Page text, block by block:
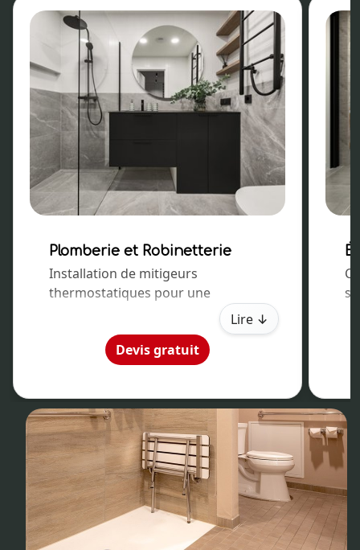
Plomberie et Robinetterie
Installation de mitigeurs
thermostatiques pour une
modification des réseaux de cuivre
Lire ↓
Devis gratuit